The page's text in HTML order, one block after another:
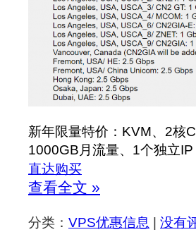
新年限量特价：KVM、2核
1000GB月流量、1个独立IP
直达购买
查看全文 »
分类： VPS优惠信息 | 没有